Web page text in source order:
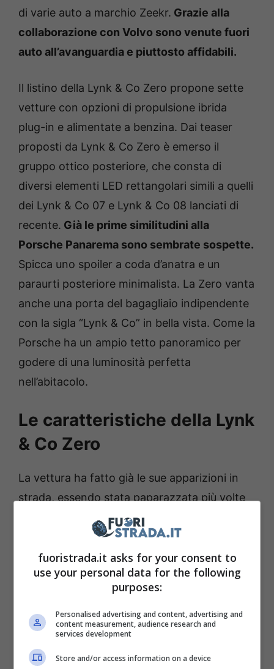
di varie auto a marchio Zeekr. Grazie alla
collaborazione con Volvo sono venute fuori
auto all’avanguardia e piuttosto affidabili.
Il listino della Lynk & Co Zero propone sette
vetture con opzioni di propulsione ibrida
plug-in e alimentate a benzina. Dai teaser
proposti da Lynk & Co Zero è emerso il
gruppo ottico posteriore, che consta di
diversi elementi LED rettangolari simili a quelli
dei Lynk & Co 07 e Lynk & Co 08 lanciati di
recente. Già le prime similitudini alla
Porsche Panarema sono sembrate sospette.
Spicca uno spoiler a coda d’anatra e un
paraurti posteriore minimalista. La Zero vanta
anche una porta del bagagliaio indipendente
con la sigla “Lynk & Co” in bella vista. Come la
Porsche ha un ampio tetto panoramico per
godere di una luminosità perfetta
nell’abitacolo.
Le caratteristiche della Lynk
& Co Zero
La vettura ha fatto già le sue apparizioni in
strada, essendo stata paparazzata più volte
Le fiancate ricordano quelle dei
gioielli della casa modenese.Vi sono dettagli
poi universali, in stile Tesla, come le maniglie
delle porte retrattili. Adotta, inoltre,
copriruota aerodinamici che migliorano il
coefficiente di resistenza aerodinamica.
L’avantreno della Zero segue una linea del
cofano inclinata ed una sportiva una presa
fuoristrada.it asks for your consent to
use your personal data for the following
purposes:
Personalised advertising and content, advertising and
content measurement, audience research and
services development
Store and/or access information on a device